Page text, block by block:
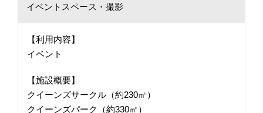
イベントスペース・撮影
【利用内容】
イベント
【施設概要】
クイーンズサークル（約230㎡）
クイーンズパーク（約330㎡）